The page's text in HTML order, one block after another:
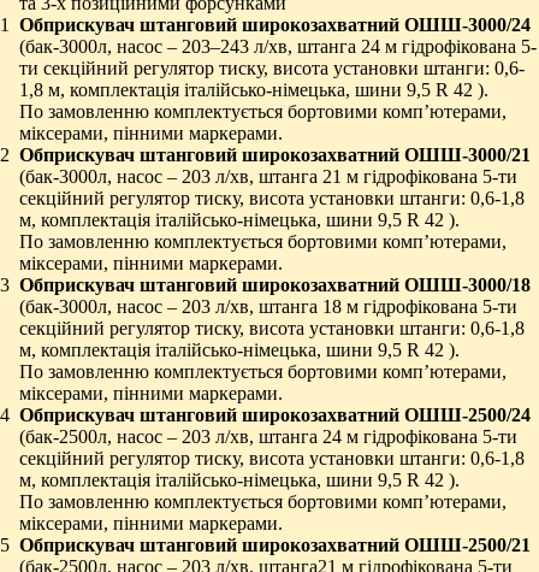
1
Обприскувач штанговий широкозахватний ОШШ-3000/24
(бак-3000л, насос – 203–243 л/хв, штанга 24 м гідрофікована 5-
ти секційний регулятор тиску, висота установки штанги: 0,6-
1,8 м, комплектація італійсько-німецька, шини 9,5 R 42 ).
По замовленню комплектується бортовими комп’ютерами,
міксерами, пінними маркерами.
2 Обприскувач штанговий широкозахватний ОШШ-3000/21
(бак-3000л, насос – 203 л/хв, штанга 21 м гідрофікована 5-ти
секційний регулятор тиску, висота установки штанги: 0,6-1,8
м, комплектація італійсько-німецька, шини 9,5 R 42 ).
По замовленню комплектується бортовими комп’ютерами,
міксерами, пінними маркерами.
3 Обприскувач штанговий широкозахватний ОШШ-3000/18
(бак-3000л, насос – 203 л/хв, штанга 18 м гідрофікована 5-ти
секційний регулятор тиску, висота установки штанги: 0,6-1,8
м, комплектація італійсько-німецька, шини 9,5 R 42 ).
По замовленню комплектується бортовими комп’ютерами,
міксерами, пінними маркерами.
4 Обприскувач штанговий широкозахватний ОШШ-2500/24
(бак-2500л, насос – 203 л/хв, штанга 24 м гідрофікована 5-ти
секційний регулятор тиску, висота установки штанги: 0,6-1,8
м, комплектація італійсько-німецька, шини 9,5 R 42 ).
По замовленню комплектується бортовими комп’ютерами,
міксерами, пінними маркерами.
5 Обприскувач штанговий широкозахватний ОШШ-2500/21
(бак-2500л, насос – 203 л/хв, штанга21 м гідрофікована 5-ти